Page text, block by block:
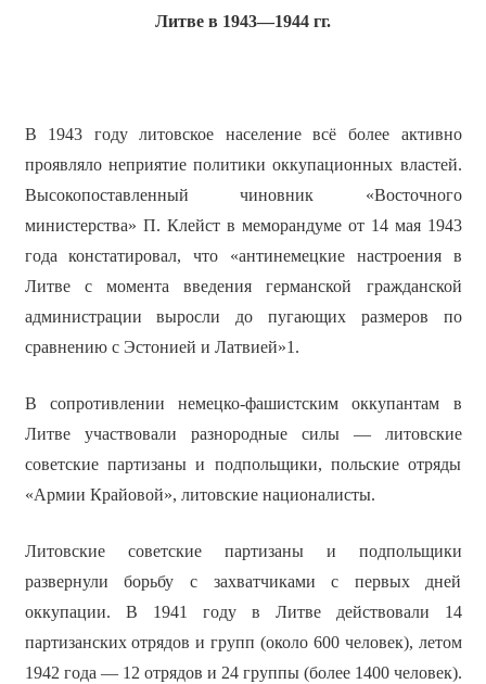
Литве в 1943—1944 гг.
В 1943 году литовское население всё более активно
проявляло неприятие политики оккупационных властей.
Высокопоставленный чиновник «Восточного
министерства» П. Клейст в меморандуме от 14 мая 1943
года констатировал, что «антинемецкие настроения в
Литве с момента введения германской гражданской
администрации выросли до пугающих размеров по
сравнению с Эстонией и Латвией»1.
В сопротивлении немецко-фашистским оккупантам в
Литве участвовали разнородные силы — литовские
советские партизаны и подпольщики, польские отряды
«Армии Крайовой», литовские националисты.
Литовские советские партизаны и подпольщики
развернули борьбу с захватчиками с первых дней
оккупации. В 1941 году в Литве действовали 14
партизанских отрядов и групп (около 600 человек), летом
1942 года — 12 отрядов и 24 группы (более 1400 человек).